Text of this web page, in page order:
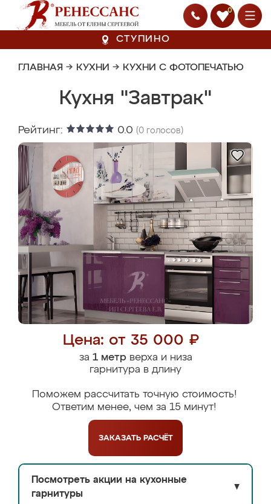
0
СТУПИНО
ГЛАВНАЯ → КУХНИ → КУХНИ С ФОТОПЕЧАТЬЮ
Кухня "Завтрак"
Рейтинг: 0.0 (0 голосов)
Цена: от 35 000 ₽
за 1 метрверха и низа
гарнитура в длину
Поможем рассчитать точную стоимость!
Ответим менее, чем за 15 минут!
ЗАКАЗАТЬ РАСЧЁТ
Посмотреть акции на кухонные
гарнитуры
▼